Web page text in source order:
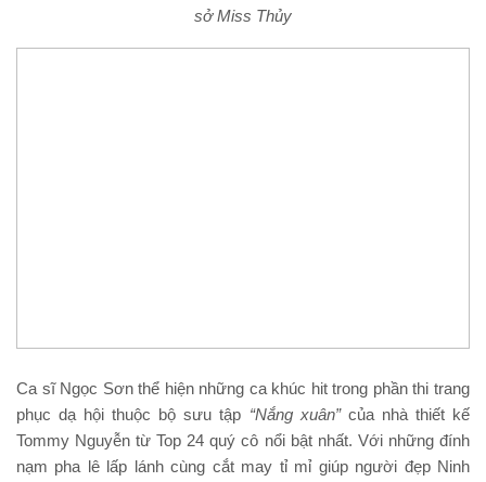
sở Miss Thủy
Ca sĩ Ngọc Sơn thể hiện những ca khúc hit trong phần thi trang
phục dạ hội thuộc bộ sưu tập “Nắng xuân” của nhà thiết kế
Tommy Nguyễn từ Top 24 quý cô nổi bật nhất. Với những đính
nạm pha lê lấp lánh cùng cắt may tỉ mỉ giúp người đẹp Ninh